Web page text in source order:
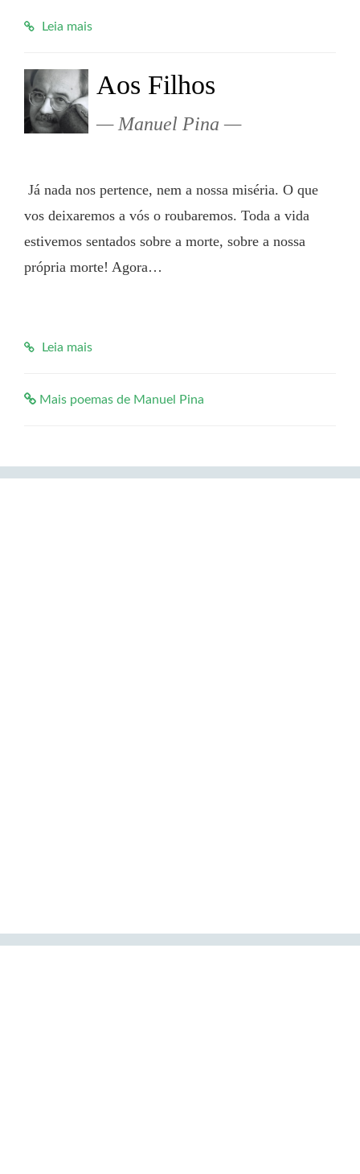
Leia mais
Aos Filhos
Manuel Pina
vos deixaremos a vós o roubaremos. Toda a vida
estivemos sentados sobre a morte, sobre a nossa
própria morte! Agora…
Leia mais
Mais poemas de Manuel Pina